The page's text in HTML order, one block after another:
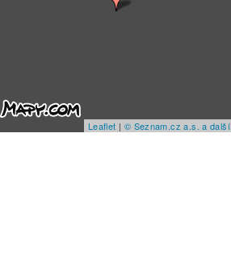
Leaflet | © Seznam.cz a.s. a další